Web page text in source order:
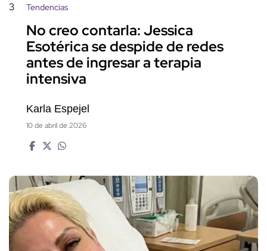
3 Tendencias
No creo contarla: Jessica
Esotérica se despide de redes
antes de ingresar a terapia
intensiva
Karla Espejel
10 de abril de 2026